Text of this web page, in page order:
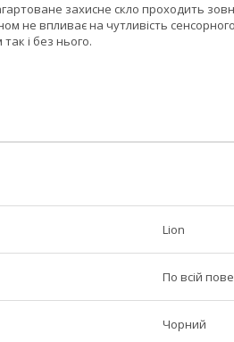
захисне скло проходить
не впливає на чутливість
і без нього.
Lion
По всій
Чорний